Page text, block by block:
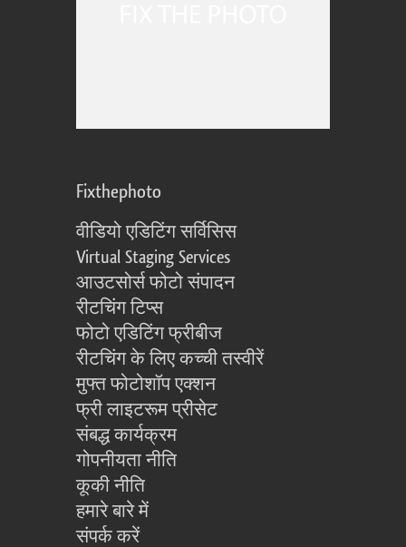
Fixthephoto
वीडियो एडिटिंग सर्विसिस
Virtual Staging Services
आउटसोर्स फोटो संपादन
रीटचिंग टिप्स
फोटो एडिटिंग फ्रीबीज
रीटचिंग के लिए कच्ची तस्वीरें
मुफ्त फोटोशॉप एक्शन
फ्री लाइटरूम प्रीसेट
संबद्ध कार्यक्रम
गोपनीयता नीति
कूकी नीति
हमारे बारे में
संपर्क करें